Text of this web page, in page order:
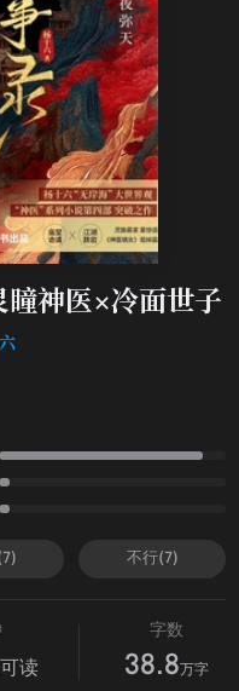
瞳神医×冷面世子
不行(7)
读
字数
38.8万字